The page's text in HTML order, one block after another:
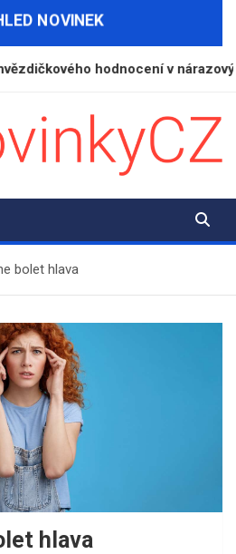
NOVINEK
hodnocení v nárazových
bolet hlava
hlava